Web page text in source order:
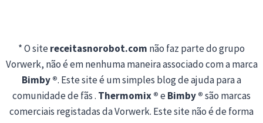
* O sitereceitasnorobot.com não faz parte do grupo
Vorwerk, não é em nenhuma maneira associado com a marca
Bimby ®. Este site é um simples blog de ajuda para a
comunidade de fãs . Thermomix ®eBimby ®são marcas
comerciais registadas da Vorwerk. Este site não é de forma